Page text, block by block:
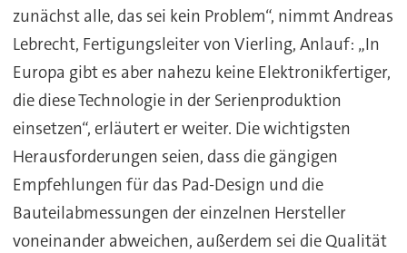
zunächst alle, das sei kein Problem“, nimmt Andreas
Lebrecht, Fertigungsleiter von Vierling, Anlauf: „In
Europa gibt es aber nahezu keine Elektronikfertiger,
die diese Technologie in der Serienproduktion
einsetzen“, erläutert er weiter. Die wichtigsten
Herausforderungen seien, dass die gängigen
Empfehlungen für das Pad-Design und die
Bauteilabmessungen der einzelnen Hersteller
voneinander abweichen, außerdem sei die Qualität